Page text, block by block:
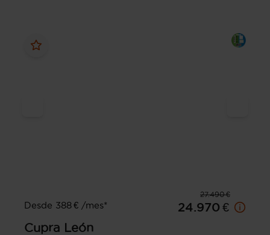
27.490 €
Desde 388 € /mes*
24.970 €
Cupra León